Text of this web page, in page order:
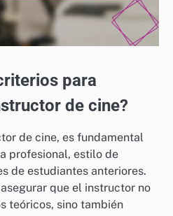
para
de cine?
de cine, es fundamental
profesional, estilo de
de estudiantes anteriores.
que el instructor no
teóricos, sino también